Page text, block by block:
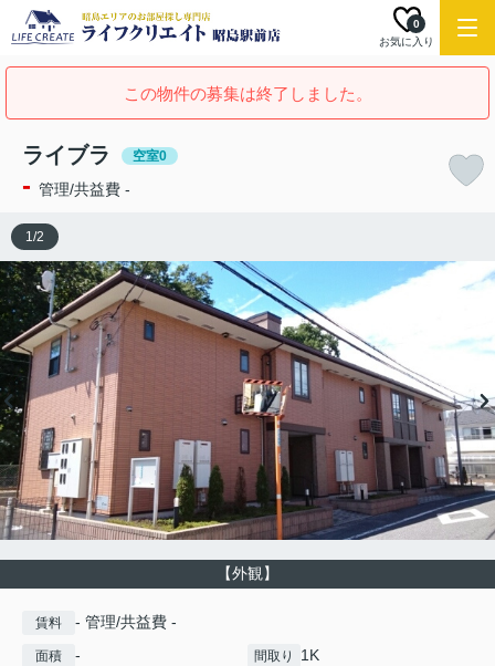
お気に入り
0
この物件の募集は終了しました。
ライブラ 空室0
- 管理/共益費 -
【外観】
1/2
賃料 - 管理/共益費 -
面積 - 間取り 1K